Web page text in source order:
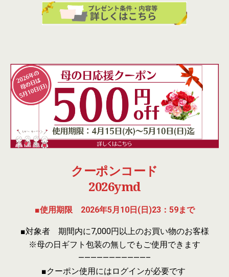
クーポンコード
2026ymd
■使用期限 2026年5月10日(日)23：59まで
■対象者 期間内に7,000円以上のお買い物のお客様
※母の日ギフト包装の無しでもご使用できます
———————————–
■クーポン使用にはログインが必要です